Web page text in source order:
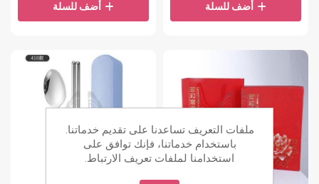
أضف للسلة أضف للسلة
ملفات التعريف تساعدنا على تقديم خدماتنا.
باستخدام خدماتنا، فإنك توافق على
استخدامنا لملفات تعريف الارتباط.